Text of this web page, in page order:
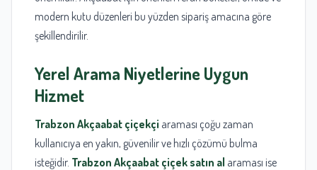
modern kutu düzenleri bu yüzden sipariş amacına göre
şekillendirilir.
Yerel Arama Niyetlerine Uygun
Hizmet
Trabzon Akçaabat çiçekçi araması çoğu zaman
kullanıcıya en yakın, güvenilir ve hızlı çözümü bulma
isteğidir. Trabzon Akçaabat çiçek satın al araması ise